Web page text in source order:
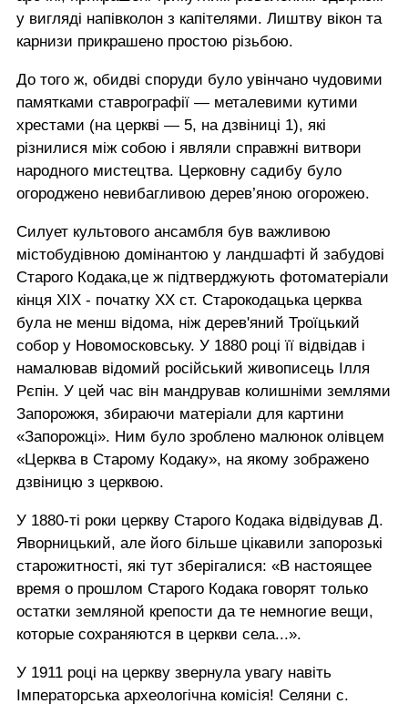
у вигляді напівколон з капітелями. Лиштву вікон та
карнизи прикрашено простою різьбою.
До того ж, обидві споруди було увінчано чудовими
памятками ставрографії — металевими кутими
хрестами (на церкві — 5, на дзвіниці 1), які
різнилися між собою і являли справжні витвори
народного мистецтва. Церковну садибу було
огороджено невибагливою дерев’яною огорожею.
Силует культового ансамбля був важливою
містобудівною домінантою у ландшафті й забудові
Старого Кодака,це ж підтверджують фотоматеріали
кінця ХІХ - початку ХХ ст. Старокодацька церква
була не менш відома, ніж дерев'яний Троїцький
собор у Новомосковську. У 1880 році її відвідав і
намалював відомий російський живописець Ілля
Рєпін. У цей час він мандрував колишніми землями
Запорожжя, збираючи матеріали для картини
«Запорожці». Ним було зроблено малюнок олівцем
«Церква в Старому Кодаку», на якому зображено
дзвіницю з церквою.
У 1880-ті роки церкву Старого Кодака відвідував Д.
Яворницький, але його більше цікавили запорозькі
старожитності, які тут зберігалися: «В настоящее
время о прошлом Старого Кодака говорят только
остатки земляной крепости да те немногие вещи,
которыe сохраняются в церкви села...».
У 1911 році на церкву звернула увагу навіть
Імператорська археологічна комісія! Селяни с.